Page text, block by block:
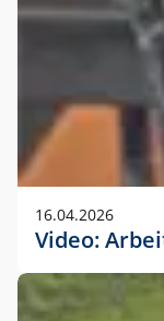
16.04.2026
Video: